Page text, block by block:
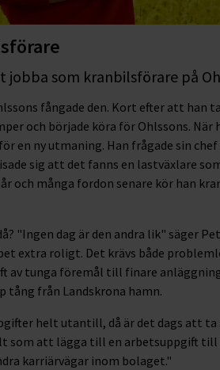
som kranbilsförare på
fångade den. Kort efter att han
och började köra för Ohlssons. När
en ny utmaning. Han frågade sin
sig att det fanns en lastväxlare
och många fordon senare kör han
"Ingen dag är den andra lik" säger
extra roligt. Det krävs både
tunga föremål till finare
tång från Landskrona hamn.
helt utantill, då är det dags att ta
som att lägga till en arbetsuppgift till
karriärvägar inom bolaget."